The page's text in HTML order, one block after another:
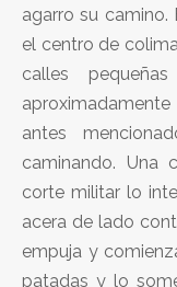
agarro su camino.
el centro de
calles
antes
caminando. Una
corte militar lo
acera de lado
empuja y
patadas y lo